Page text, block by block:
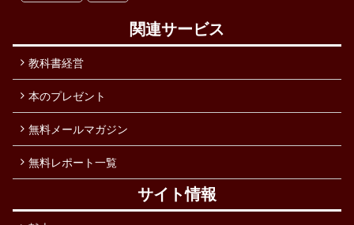
関連サービス
教科書経営
本のプレゼント
無料メールマガジン
無料レポート一覧
サイト情報